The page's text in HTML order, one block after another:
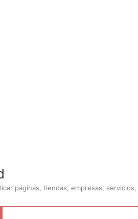
páginas, tiendas, empresas,